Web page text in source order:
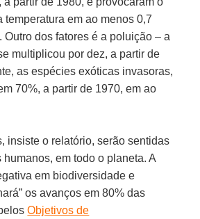
temperatura em ao menos 0,7
Outro dos fatores é a poluição – a
multiplicou por dez, a partir de
as espécies exóticas invasoras,
70%, a partir de 1970, em ao
insiste o relatório, serão sentidas
humanos, em todo o planeta. A
em biodiversidade e
os avanços em 80% das
Objetivos de